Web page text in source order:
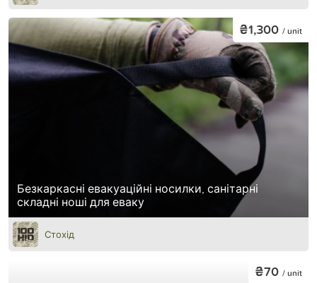
Безкаркасні евакуаційні носилки, санітарні
складні ноші для еваку
₴1,300 / unit
Стохід
₴70 / unit